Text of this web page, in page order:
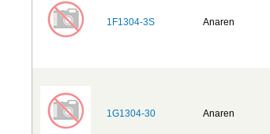
1F1304-3S Anaren
1G1304-30 Anaren